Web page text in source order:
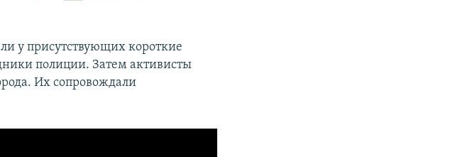
у присутствующих короткие
полиции. Затем активисты
Их сопровождали